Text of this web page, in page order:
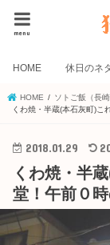
menu
HOME 休日のネ
HOME
ソトご飯（長崎
くわ焼・半蔵(本石灰町)こ
2018.01.29
くわ焼・半
堂！午前０